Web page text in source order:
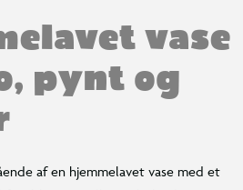
vase
pynt og
af en hjemmelavet vase med et